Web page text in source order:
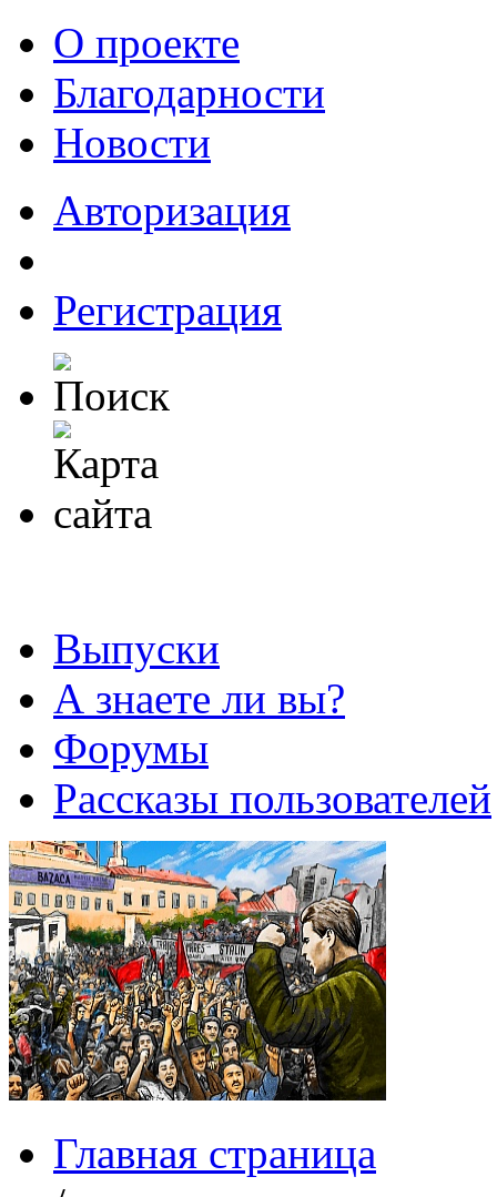
О проекте
Благодарности
Новости
Авторизация
Регистрация
Выпуски
А знаете ли вы?
Форумы
Рассказы пользователей
Главная страница